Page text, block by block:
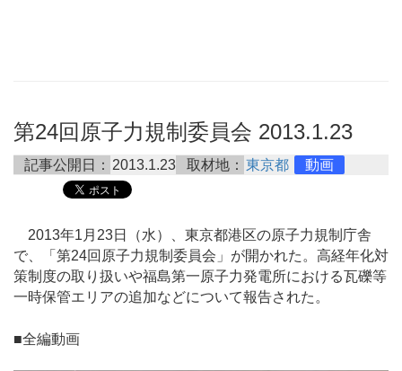
第24回原子力規制委員会 2013.1.23
記事公開日： 2013.1.23 取材地： 東京都 動画
2013年1月23日（水）、東京都港区の原子力規制庁舎
で、「第24回原子力規制委員会」が開かれた。高経年化対
策制度の取り扱いや福島第一原子力発電所における瓦礫等
一時保管エリアの追加などについて報告された。
■全編動画